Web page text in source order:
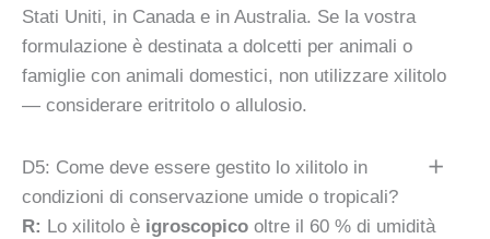
Stati Uniti, in Canada e in Australia. Se la vostra
formulazione è destinata a dolcetti per animali o
famiglie con animali domestici, non utilizzare xilitolo
— considerare eritritolo o allulosio.
D5: Come deve essere gestito lo xilitolo in
condizioni di conservazione umide o tropicali?
R: Lo xilitolo è igroscopico oltre il 60 % di umidità